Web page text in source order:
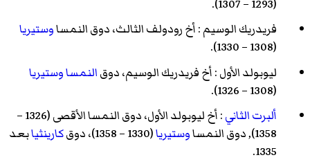
(1293 – 1307).
فريدريك الوسيم: أخرودولف الثالث، دوق النمساوستيريا
(1308 – 1330).
ليوبولد الأول: أخفريدريك الوسيم، دوقالنمساوستيريا
(1308 – 1326).
ألبرت الثاني: أخليوبولد الأول
، دوق النمسا الأقصى (1326 –
1358), دوق النمسا
وستيريا(1330 – 1358)، دوق كارينثيابعد
1335.